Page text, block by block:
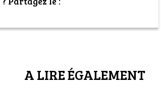
A LIRE ÉGALEMENT